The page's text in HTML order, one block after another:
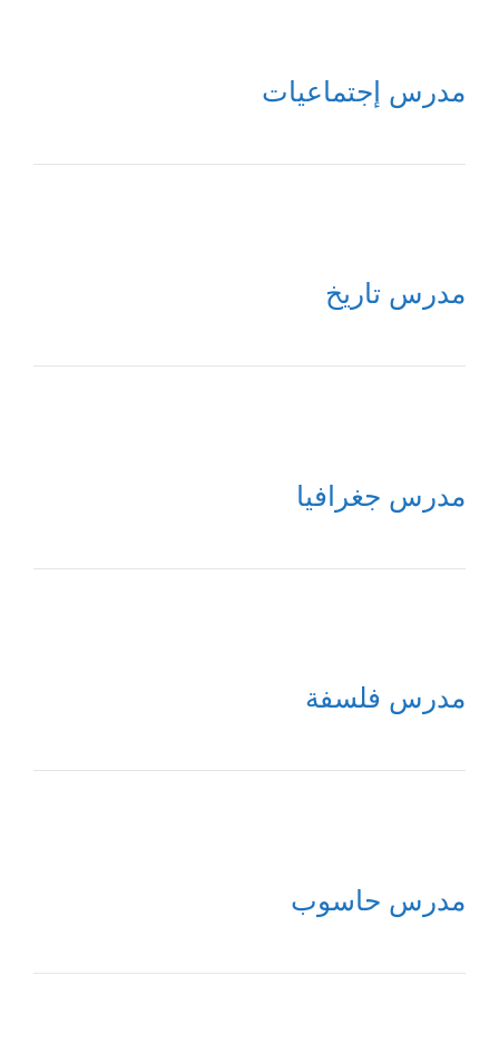
مدرس إجتماعيات
مدرس تاريخ
مدرس جغرافيا
مدرس فلسفة
مدرس حاسوب